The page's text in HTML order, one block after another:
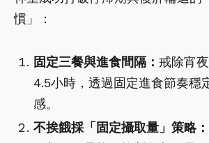
慣」：
固定三餐與進食間隔： 戒除宵
4.5小時，透過固定進食節奏穩
感。
不挨餓採「固定攝取量」策略：